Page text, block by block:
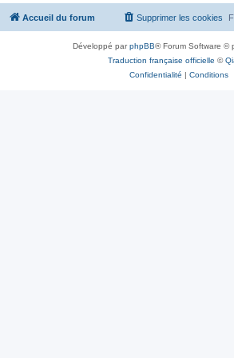
Accueil du forum Supprimer les cookies
Développé parphpBB® Forum Software ©
Traduction française officielle ©
Confidentialité | Conditions